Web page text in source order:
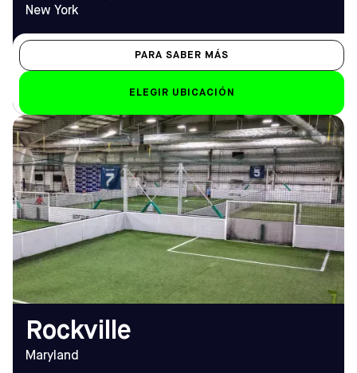
New York
PARA SABER MÁS
ELEGIR UBICACIÓN
HORARIO DE
APERTURA
De lunes a viernes
9.00 a 1.00 horas
Sáb-Dom
de 8.00 a 1.00 horas
DIRECCIÓN
1008 Westmore Ave,
Rockville, MD 20850
Cómo llegar
TELÉFONO
(301) 321-8484
EMAIL
rockville@sofive.com
Rockville
Maryland